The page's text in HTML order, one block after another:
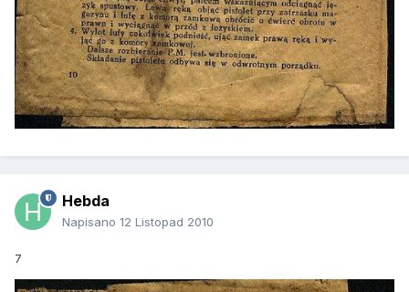
Hebda
Napisano 12 Listopad 2010
7